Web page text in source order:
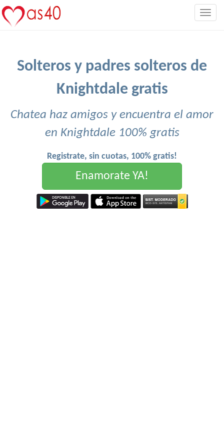
Solteros y padres solteros de
Knightdale gratis
Chatea haz amigos y encuentra el amor
en Knightdale 100% gratis
Registrate, sin cuotas, 100% gratis!
Enamorate YA!